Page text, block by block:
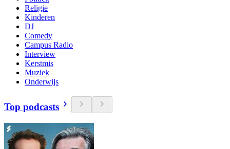
Religie
Kinderen
DJ
Comedy
Campus Radio
Interview
Kerstmis
Muziek
Onderwijs
Top podcasts